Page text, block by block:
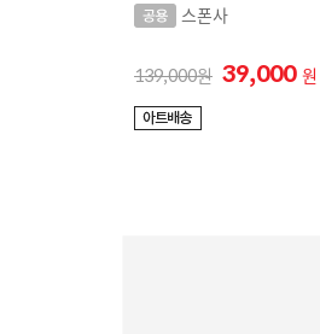
스폰사
139,000 39,000 원